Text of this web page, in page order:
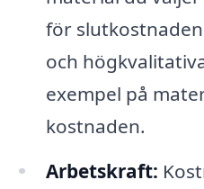
för
och
exempel på
kostnaden.
Arbetskraft: